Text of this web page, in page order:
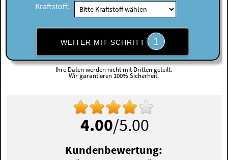
Kraftstoff:
WEITER MIT SCHRITT 1
Ihre Daten werden nicht mit Dritten geteilt.
Wir garantieren 100% Sicherheit.
4.00/5.00
Kundenbewertung: